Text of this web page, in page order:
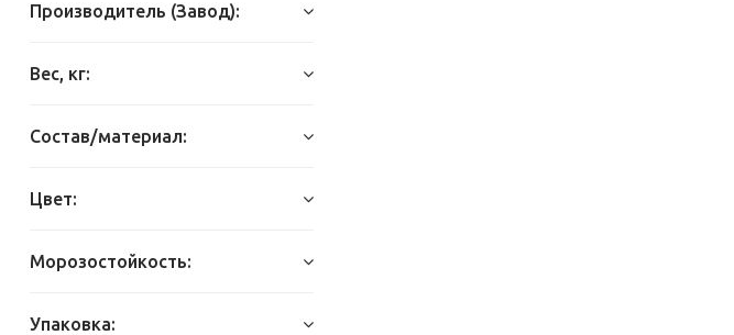
Производитель (Завод):
Вес, кг:
Состав/материал:
Цвет:
Морозостойкость:
Упаковка: